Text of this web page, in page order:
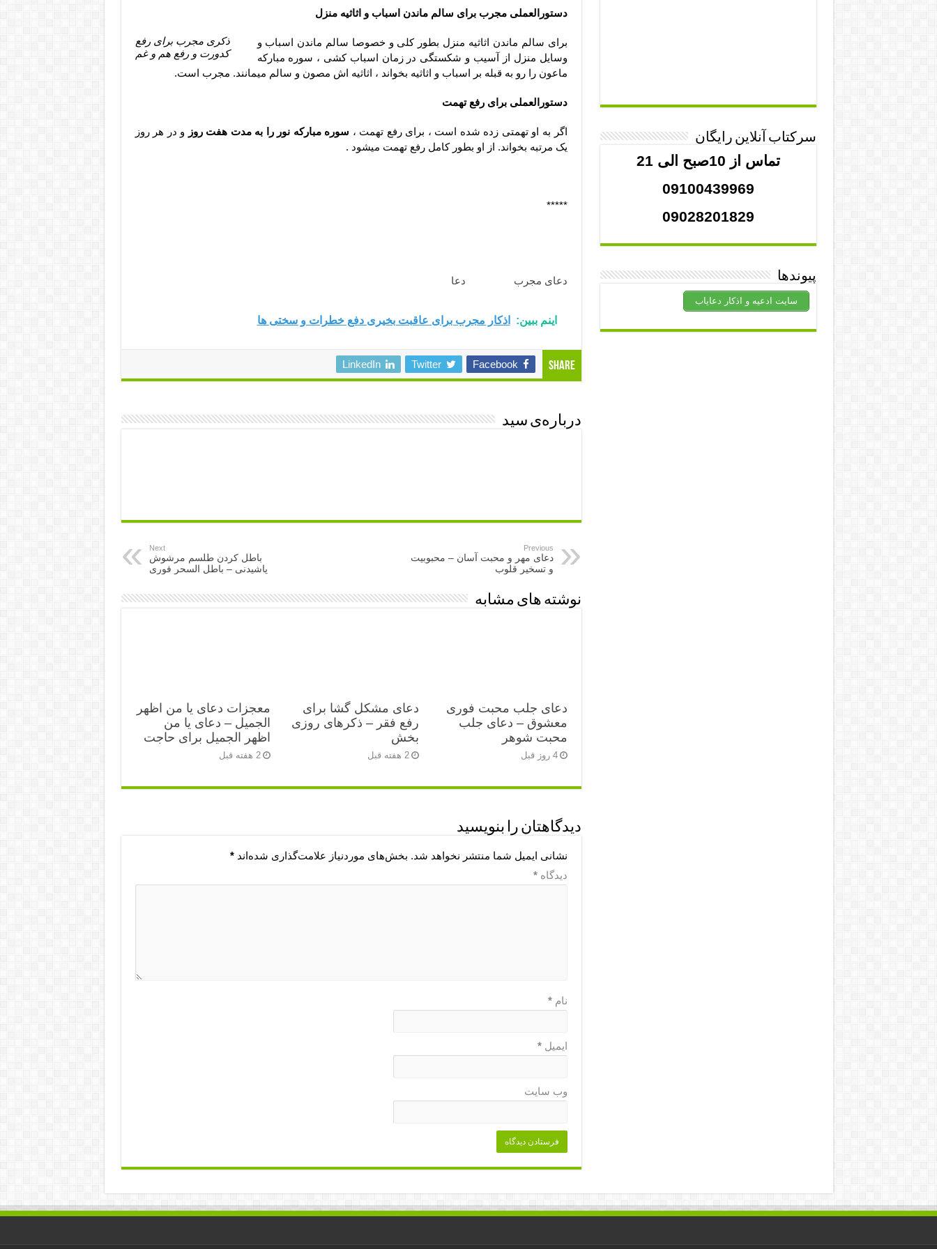
ذکری مجرب برای رفع
کدورت و رفع هم و غم
دستورالعملی مجرب برای سالم ماندن اسباب و اثاثیه منزل
برای سالم ماندن اثاثیه منزل بطور کلی و خصوصا سالم ماندن اسباب و
وسایل منزل از آسیب و شکستگی در زمان اسباب کشی ، سوره مبارکه
ماعون را رو به قبله بر اسباب و اثاثیه بخواند ، اثاثیه اش مصون و سالم میمانند. مجرب است.
دستورالعملی برای رفع تهمت
اگر به او تهمتی زده شده است ، برای رفع تهمت ، سوره مبارکه نور را به مدت هفت روز و در هر روز
یک مرتبه بخواند. از او بطور کامل رفع تهمت میشود .
*****
دعای مجرب
دعا
اینم ببین: اذکار مجرب برای عاقبت بخیری دفع خطرات و سختی ها
Share
Facebook
Twitter
LinkedIn
درباره‌ی سید
Previous
دعای مهر و محبت آسان – محبوبیت
و تسخیر قلوب
Next
باطل کردن طلسم مرشوش
پاشیدنی – باطل السحر فوری
نوشته های مشابه
دعای جلب محبت فوری
معشوق – دعای جلب
محبت شوهر
4 روز قبل
دعای مشکل گشا برای
رفع فقر – ذکرهای روزی‌
بخش
2 هفته قبل
معجزات دعای یا من اظهر
الجمیل – دعای یا من
اظهر الجمیل برای حاجت
2 هفته قبل
دیدگاهتان را بنویسید
نشانی ایمیل شما منتشر نخواهد شد. بخش‌های موردنیاز علامت‌گذاری شده‌اند*
دیدگاه*
نام*
ایمیل*
وب‌ سایت
سرکتاب آنلاین رایگان
تماس از 10صبح الی 21
09100439969
09028201829
پیوندها
سایت ادعیه و اذکار دعایاب